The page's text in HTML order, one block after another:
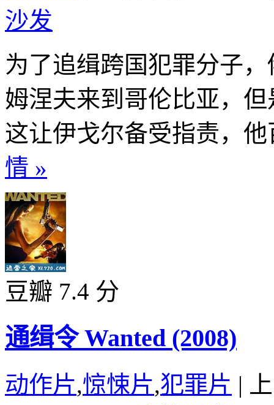
沙发
为了追缉跨国犯罪分子
姆涅夫来到哥伦比亚，
这让伊戈尔备受指责，
情 »
豆瓣 7.4 分
通缉令 Wanted (2008)
动作片,惊悚片,犯罪片 |